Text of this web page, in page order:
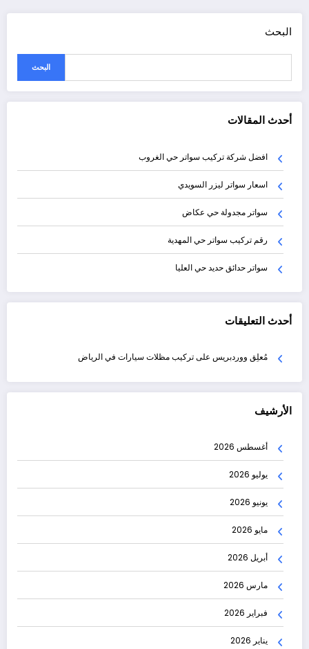
البحث
البحث
أحدث المقالات
افضل شركة تركيب سواتر حي الغروب
اسعار سواتر ليزر السويدي
سواتر مجدولة حي عكاض
رقم تركيب سواتر حي المهدية
سواتر حدائق حديد حي العليا
أحدث التعليقات
مُعلِق ووردبريس علىتركيب مظلات سيارات في الرياض
الأرشيف
أغسطس 2026
يوليو 2026
يونيو 2026
مايو 2026
أبريل 2026
مارس 2026
فبراير 2026
يناير 2026